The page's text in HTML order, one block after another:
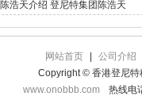
陈浩天介绍 登尼特集团陈浩天
网站首页
公司介绍
Copyright © 香港登尼特
www.onobbb.com
热线电